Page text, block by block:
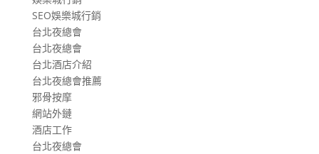
SEO娛樂城行銷
台北夜總會
台北夜總會
台北酒店介紹
台北夜總會推薦
邪骨按摩
網站外鏈
酒店工作
台北夜總會